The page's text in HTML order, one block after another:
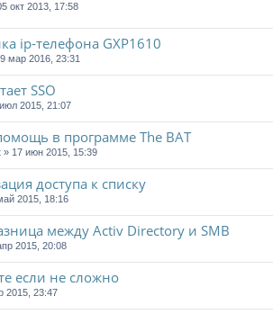
окт 2013, 17:58
ip-телефона GXP1610
мар 2016, 23:31
SSO
2015, 21:07
в программе The BAT
» 17 июн 2015, 15:39
доступа к списку
2015, 18:16
между Activ Directory и SMB
2015, 20:08
если не сложно
2015, 23:47